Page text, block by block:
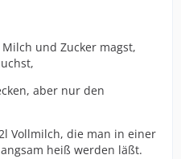
und Zucker magst,
aber nur den
Vollmilch, die man in einer
heiß werden läßt.